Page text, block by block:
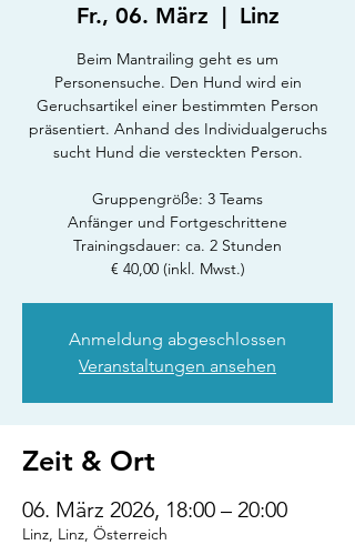
Fr., 06. März
  |
Linz
Beim Mantrailing geht es um
Personensuche. Den Hund wird ein
Geruchsartikel einer bestimmten Person
präsentiert. Anhand des Individualgeruchs
sucht Hund die versteckten Person.
Gruppengröße: 3 Teams
Anfänger und Fortgeschrittene
Trainingsdauer: ca. 2 Stunden
€ 40,00 (inkl. Mwst.)
Anmeldung abgeschlossen
Veranstaltungen ansehen
Zeit & Ort
06. März 2026, 18:00 – 20:00
Linz, Linz, Österreich